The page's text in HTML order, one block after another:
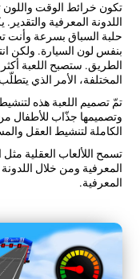
تكون خرائط الوقت واللون
اللدونة المعرفية
حلبة السباق بسرعة وأنت
بنفس لون السيارة. ولكن
الطريق. ستصبح اللعبة
المختلفة، الأمر الذي
تمّ تصميم اللعبة هذه
الكاملة لتنشيط العقل
تسمح اللألعاب العقلية
المعرفية ومن خلال
المعرفية.